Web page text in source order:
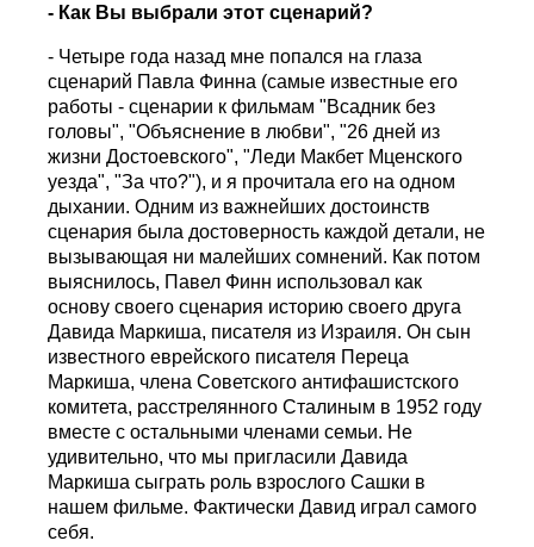
- Как Вы выбрали этот сценарий?
- Четыре года назад мне попался на глаза
сценарий Павла Финна (самые известные его
работы - сценарии к фильмам "Всадник без
головы", "Объяснение в любви", "26 дней из
жизни Достоевского", "Леди Макбет Мценского
уезда", "За что?"), и я прочитала его на одном
дыхании. Одним из важнейших достоинств
сценария была достоверность каждой детали, не
вызывающая ни малейших сомнений. Как потом
выяснилось, Павел Финн использовал как
основу своего сценария историю своего друга
Давида Маркиша, писателя из Израиля. Он сын
известного еврейского писателя Переца
Маркиша, члена Советского антифашистского
комитета, расстрелянного Сталиным в 1952 году
вместе с остальными членами семьи. Не
удивительно, что мы пригласили Давида
Маркиша сыграть роль взрослого Сашки в
нашем фильме. Фактически Давид играл самого
себя.